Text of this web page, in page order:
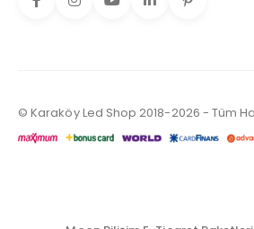
© Karaköy Led Shop 2018-2026 - Tüm